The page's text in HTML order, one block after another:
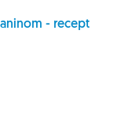
- recept